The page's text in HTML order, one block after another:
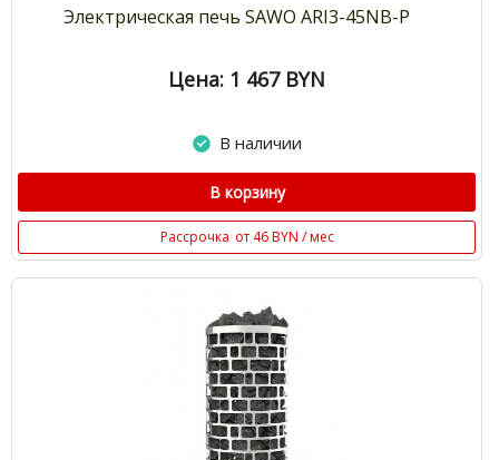
Электрическая печь SAWO ARI3-45NB-P
Цена: 1 467 BYN
В наличии
В корзину
Рассрочка от 46 BYN / мес